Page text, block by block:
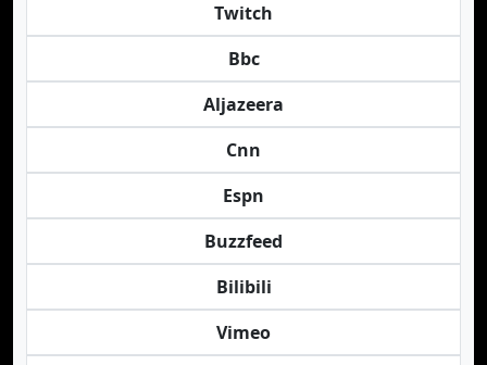
Twitch
Bbc
Aljazeera
Cnn
Espn
Buzzfeed
Bilibili
Vimeo